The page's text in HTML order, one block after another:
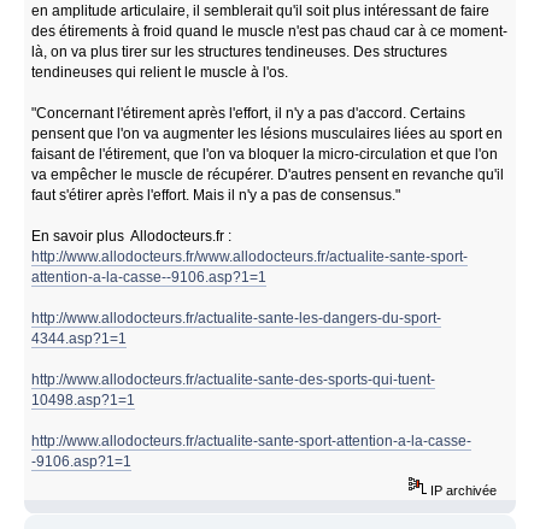
en amplitude articulaire, il semblerait qu'il soit plus intéressant de faire
des étirements à froid quand le muscle n'est pas chaud car à ce moment-
là, on va plus tirer sur les structures tendineuses. Des structures
tendineuses qui relient le muscle à l'os.
"Concernant l'étirement après l'effort, il n'y a pas d'accord. Certains
pensent que l'on va augmenter les lésions musculaires liées au sport en
faisant de l'étirement, que l'on va bloquer la micro-circulation et que l'on
va empêcher le muscle de récupérer. D'autres pensent en revanche qu'il
faut s'étirer après l'effort. Mais il n'y a pas de consensus."
En savoir plus Allodocteurs.fr :
http://www.allodocteurs.fr/www.allodocteurs.fr/actualite-sante-sport-
attention-a-la-casse--9106.asp?1=1
http://www.allodocteurs.fr/actualite-sante-les-dangers-du-sport-
4344.asp?1=1
http://www.allodocteurs.fr/actualite-sante-des-sports-qui-tuent-
10498.asp?1=1
http://www.allodocteurs.fr/actualite-sante-sport-attention-a-la-casse-
-9106.asp?1=1
IP archivée